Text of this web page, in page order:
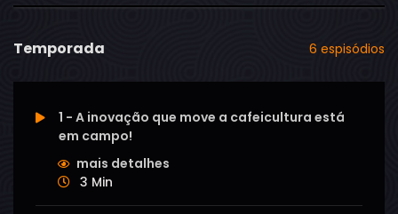
Temporada 6 espisódios
1 - A inovação que move a cafeicultura está
em campo!
mais detalhes
3 Min